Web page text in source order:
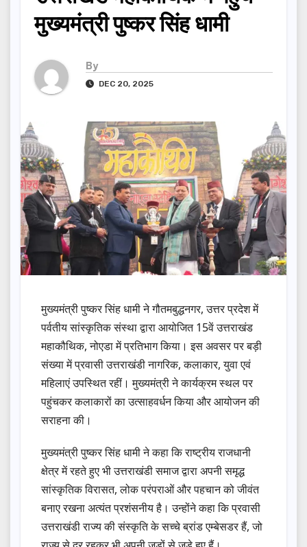
मुख्यमंत्री पुष्कर सिंह धामी
By
DEC 20, 2025
मुख्यमंत्री पुष्कर सिंह धामी ने गौतमबुद्धनगर, उत्तर प्रदेश में
पर्वतीय सांस्कृतिक संस्था द्वारा आयोजित 15वें उत्तराखंड
महाकौथिक, नोएडा में प्रतिभाग किया। इस अवसर पर बड़ी
संख्या में प्रवासी उत्तराखंडी नागरिक, कलाकार, युवा एवं
महिलाएं उपस्थित रहीं। मुख्यमंत्री ने कार्यक्रम स्थल पर
पहुंचकर कलाकारों का उत्साहवर्धन किया और आयोजन की
सराहना की।
मुख्यमंत्री पुष्कर सिंह धामी ने कहा कि राष्ट्रीय राजधानी
क्षेत्र में रहते हुए भी उत्तराखंडी समाज द्वारा अपनी समृद्ध
सांस्कृतिक विरासत, लोक परंपराओं और पहचान को जीवंत
बनाए रखना अत्यंत प्रशंसनीय है। उन्होंने कहा कि प्रवासी
उत्तराखंडी राज्य की संस्कृति के सच्चे ब्रांड एम्बेसडर हैं, जो